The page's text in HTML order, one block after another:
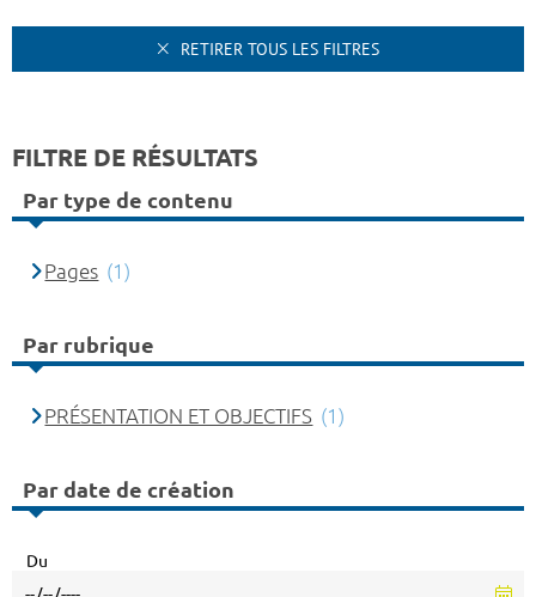
RETIRER TOUS LES FILTRES
FILTRE DE RÉSULTATS
Par type de contenu
Pages (1)
Par rubrique
PRÉSENTATION ET OBJECTIFS (1)
Par date de création
Du